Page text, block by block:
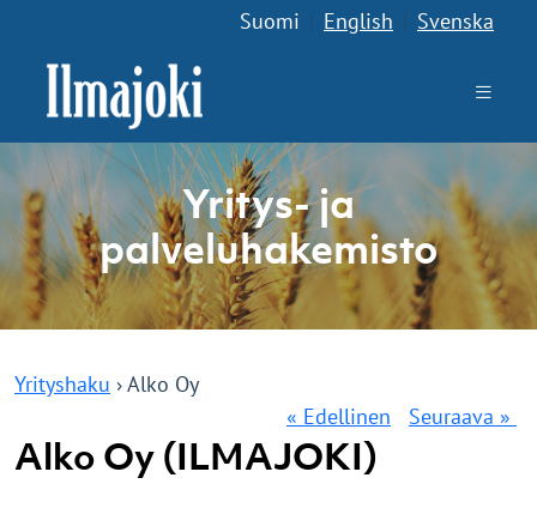
Suomi English Svenska
Yritys- ja
palveluhakemisto
Yrityshaku › Alko Oy
« Edellinen
Seuraava »
Alko Oy (ILMAJOKI)